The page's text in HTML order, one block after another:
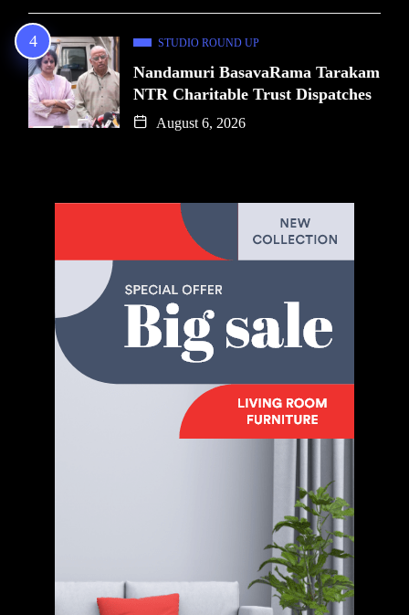
STUDIO ROUND UP
Nandamuri BasavaRama Tarakam
NTR Charitable Trust Dispatches
August 6, 2026